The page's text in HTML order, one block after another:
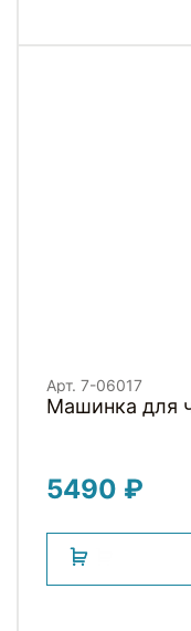
Арт. 7-06017
Машинка для
5490 ₽